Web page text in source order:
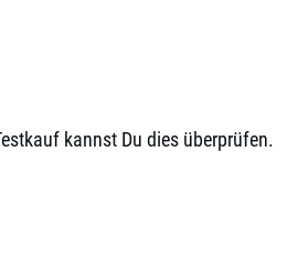
kannst Du dies überprüfen.